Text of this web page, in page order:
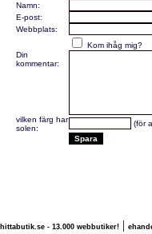
Namn:
E-post:
Webbplats:
Kom ihåg mig?
Din
kommentar:
vilken färg har
solen:
(för
hittabutik.se - 13.000 webbutiker!|